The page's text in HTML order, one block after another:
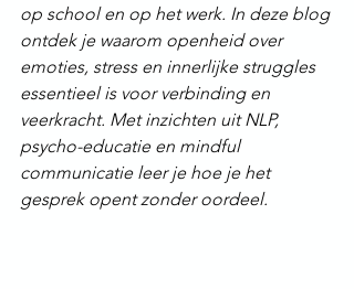
op school en op het werk. In deze blog
ontdek je waarom openheid over
emoties, stress en innerlijke struggles
essentieel is voor verbinding en
veerkracht. Met inzichten uit NLP,
psycho-educatie en mindful
communicatie leer je hoe je het
gesprek opent zonder oordeel.